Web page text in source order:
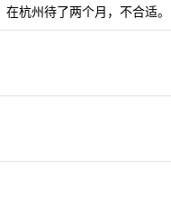
杭州待了两个月，不合适。